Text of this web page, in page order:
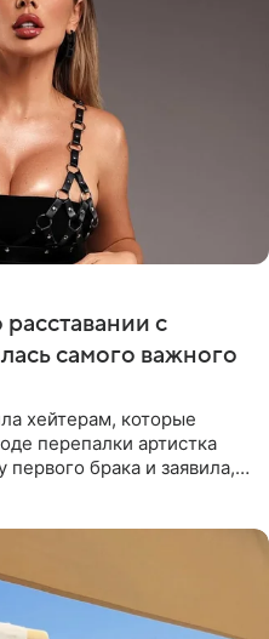
с
самого важного
хейтерам, которые
перепалки артистка
брака и заявила,